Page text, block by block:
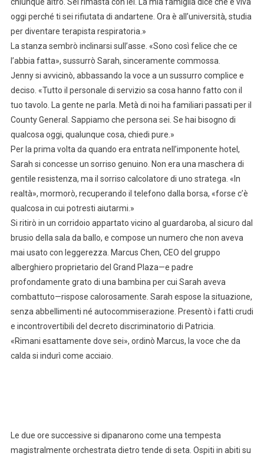
chiunque altro. Sei rimasta con lei. La mia famiglia dice che è viva
oggi perché ti sei rifiutata di andartene. Ora è all’università, studia
per diventare terapista respiratoria.»
La stanza sembrò inclinarsi sull’asse. «Sono così felice che ce
l’abbia fatta», sussurrò Sarah, sinceramente commossa.
Jenny si avvicinò, abbassando la voce a un sussurro complice e
deciso. «Tutto il personale di servizio sa cosa hanno fatto con il
tuo tavolo. La gente ne parla. Metà di noi ha familiari passati per il
County General. Sappiamo che persona sei. Se hai bisogno di
qualcosa oggi, qualunque cosa, chiedi pure.»
Per la prima volta da quando era entrata nell’imponente hotel,
Sarah si concesse un sorriso genuino. Non era una maschera di
gentile resistenza, ma il sorriso calcolatore di uno stratega. «In
realtà», mormorò, recuperando il telefono dalla borsa, «forse c’è
qualcosa in cui potresti aiutarmi.»
Si ritirò in un corridoio appartato vicino al guardaroba, al sicuro dal
brusio della sala da ballo, e compose un numero che non aveva
mai usato con leggerezza. Marcus Chen, CEO del gruppo
alberghiero proprietario del Grand Plaza—e padre
profondamente grato di una bambina per cui Sarah aveva
combattuto—rispose calorosamente. Sarah espose la situazione,
senza abbellimenti né autocommiserazione. Presentò i fatti crudi
e incontrovertibili del decreto discriminatorio di Patricia.
«Rimani esattamente dove sei», ordinò Marcus, la voce che da
calda si indurì come acciaio.
Le due ore successive si dipanarono come una tempesta
magistralmente orchestrata dietro tende di seta. Ospiti in abiti su